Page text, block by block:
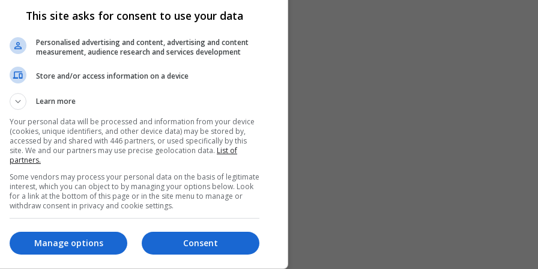
de novembro no Xbox One
16 de novembro a 15 de dezembro no Xbox
de novembro no Xbox One e Xbox 360
30 de novembro no Xbox One e Xbox 360
This site asks for consent to use your data
Personalised advertising and content, advertising and content
measurement, audience research and services development
Store and/or access information on a device
Learn more
Your personal data will be processed and information from your device
(cookies, unique identifiers, and other device data) may be stored by,
accessed by and shared with 446 partners, or used specifically by this
site. We and our partners may use precise geolocation data. List of
partners.
Some vendors may process your personal data on the basis of legitimate
interest, which you can object to by managing your options below. Look
for a link at the bottom of this page or in the site menu to manage or
withdraw consent in privacy and cookie settings.
Consent
Manage options